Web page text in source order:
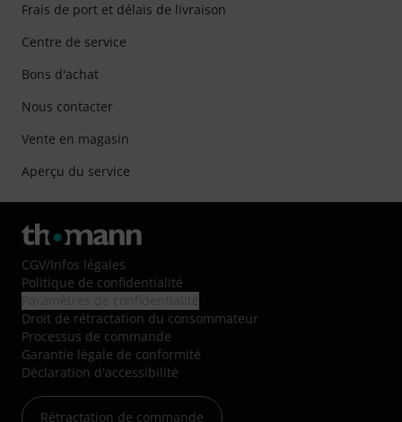
Frais de port et délais de livraison
Centre de service
Bons d'achat
Nous contacter
Vente en magasin
Aperçu du service
CGV/Infos légales
Politique de confidentialité
Droit de rétractation du consommateur
Processus de commande
Garantie légale de conformité
Déclaration d'accessibilité
Rétractation de commande